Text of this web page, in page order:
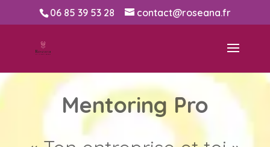
06 85 39 53 28 contact@roseana.fr
Mentoring Pro